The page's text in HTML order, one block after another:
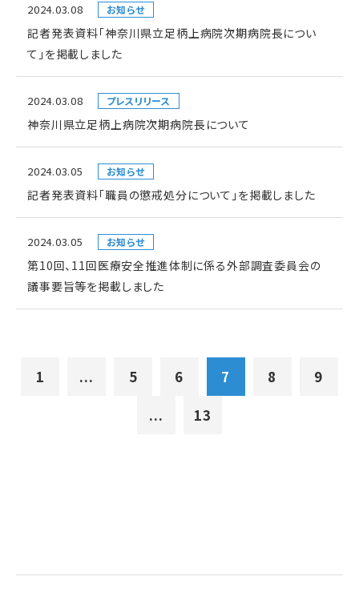
2024.03.08 お知らせ
記者発表資料「神奈川県立足柄上病院次期病院長につい
て」を掲載しました
2024.03.08 プレスリリース
神奈川県立足柄上病院次期病院長について
2024.03.05 お知らせ
記者発表資料「職員の懲戒処分について」を掲載しました
2024.03.05 お知らせ
第10回、11回医療安全推進体制に係る外部調査委員会の
議事要旨等を掲載しました
1 ... 5 6 7 8
9
...
13